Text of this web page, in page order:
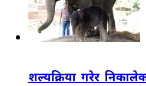
शल्यक्रिया गरेर